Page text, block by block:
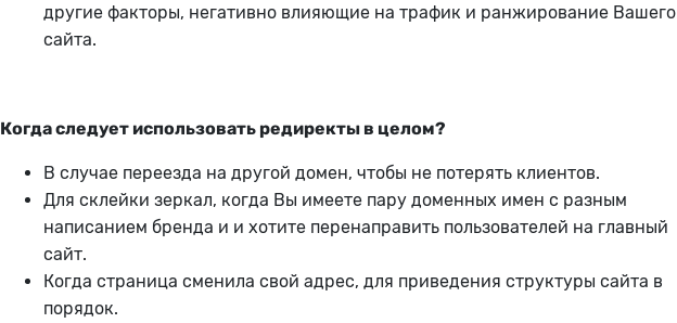
другие факторы, негативно влияющие на трафик и ранжирование Вашего
сайта.
Когда следует использовать редиректы в целом?
В случае переезда на другой домен, чтобы не потерять клиентов.
Для склейки зеркал, когда Вы имеете пару доменных имен с разным
написанием бренда и и хотите перенаправить пользователей на главный
сайт.
Когда страница сменила свой адрес, для приведения структуры сайта в
порядок.